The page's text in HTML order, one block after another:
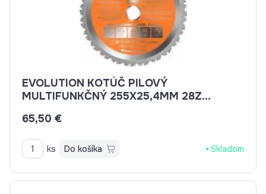
EVOLUTION KOTÚČ PILOVÝ
MULTIFUNKČNÝ 255X25,4MM 28Z
65,50 €
ks Do košíka Skladom